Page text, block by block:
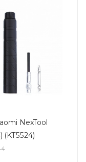
NexTool
(KT5524)